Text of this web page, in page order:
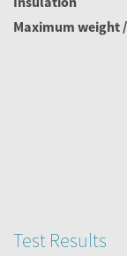
Maximum weight
Test Results